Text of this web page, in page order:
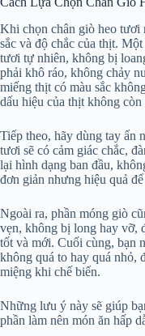
Khi chọn chân giò heo tươi
sắc và độ chắc của thịt.
tươi tự nhiên, không bị
phải khô ráo, không chảy
miếng thịt có màu sắc
dấu hiệu của thịt không
Tiếp theo, hãy dùng tay ấn
tươi sẽ có cảm giác chắc,
lại hình dạng ban đầu,
đơn giản nhưng hiệu quả
Ngoài ra, phần móng giò
vẹn, không bị long hay vỡ,
tốt và mới. Cuối cùng, bạn
không quá to hay quá nhỏ,
miệng khi chế biến.
Những lưu ý này sẽ giúp
phần làm nên món ăn hấp